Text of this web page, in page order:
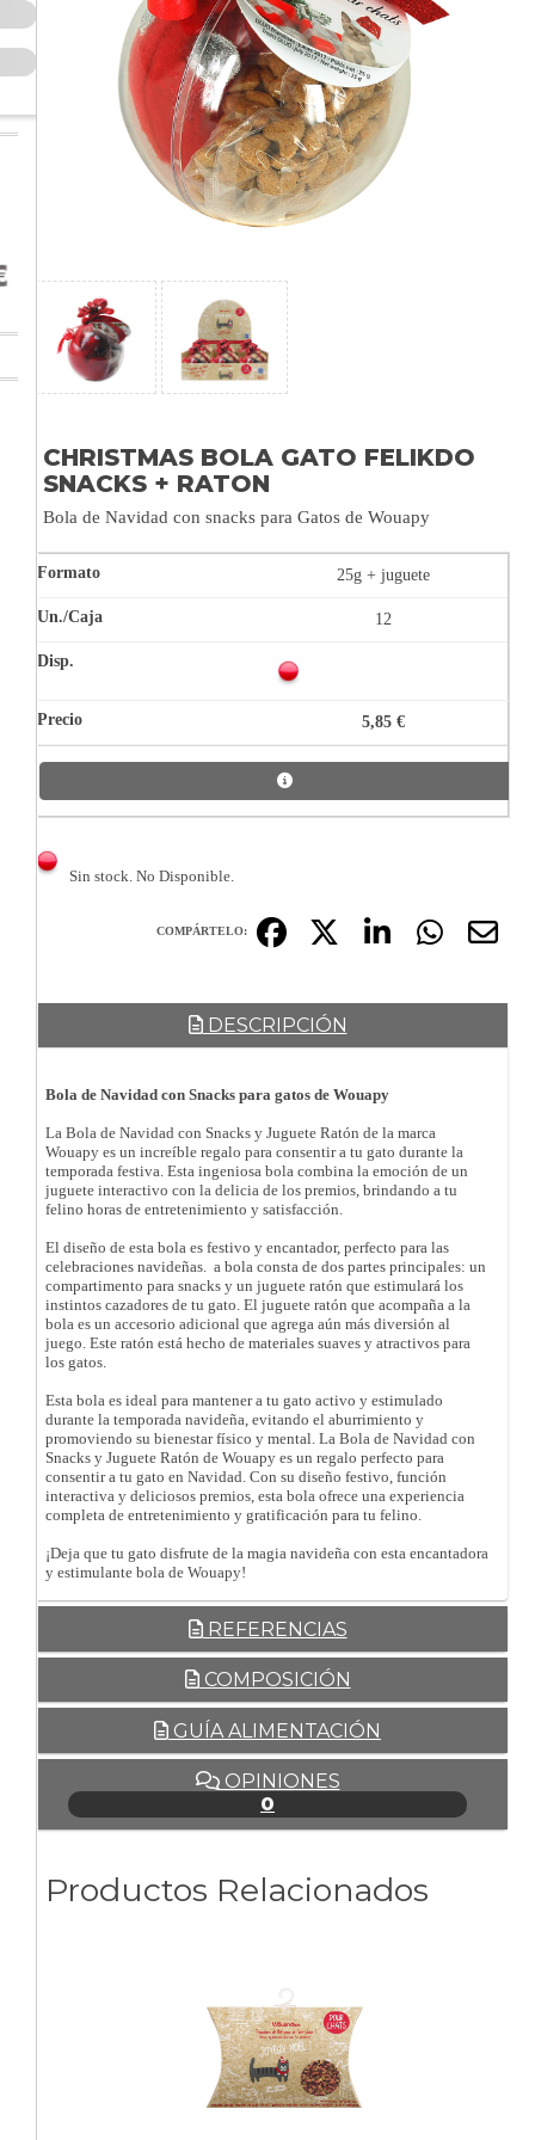
CHRISTMAS BOLA GATO FELIKDO
SNACKS + RATON
Bola de Navidad con snacks para Gatos de Wouapy
25g + juguete
12
5,85 €
Sin stock. No Disponible.
COMPÁRTELO:
DESCRIPCIÓN
Bola de Navidad con Snacks para gatos de Wouapy
La Bola de Navidad con Snacks y Juguete Ratón de la marca
Wouapy es un increíble regalo para consentir a tu gato durante la
temporada festiva. Esta ingeniosa bola combina la emoción de un
juguete interactivo con la delicia de los premios, brindando a tu
felino horas de entretenimiento y satisfacción.
El diseño de esta bola es festivo y encantador, perfecto para las
celebraciones navideñas. a bola consta de dos partes principales: un
compartimento para snacks y un juguete ratón que estimulará los
instintos cazadores de tu gato. El juguete ratón que acompaña a la
bola es un accesorio adicional que agrega aún más diversión al
juego. Este ratón está hecho de materiales suaves y atractivos para
los gatos.
Esta bola es ideal para mantener a tu gato activo y estimulado
durante la temporada navideña, evitando el aburrimiento y
promoviendo su bienestar físico y mental. La Bola de Navidad con
Snacks y Juguete Ratón de Wouapy es un regalo perfecto para
consentir a tu gato en Navidad. Con su diseño festivo, función
interactiva y deliciosos premios, esta bola ofrece una experiencia
completa de entretenimiento y gratificación para tu felino.
¡Deja que tu gato disfrute de la magia navideña con esta encantadora
y estimulante bola de Wouapy!
REFERENCIAS
COMPOSICIÓN
GUÍA ALIMENTACIÓN
OPINIONES
0
Productos Relacionados